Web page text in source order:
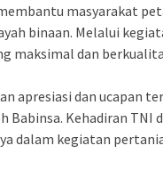
masyarakat
binaan. Melalui
maksimal dan
apresiasi dan ucapan
Babinsa. Kehadiran TNI
dalam kegiatan